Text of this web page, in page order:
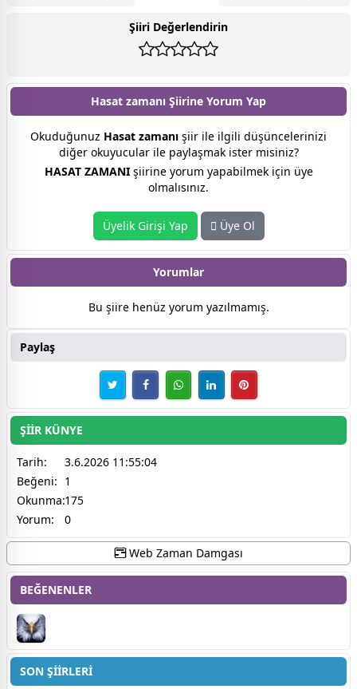
Şiiri Değerlendirin
Hasat zamanı Şiirine Yorum Yap
Okuduğunuz Hasat zamanı şiir ile ilgili düşüncelerinizi
diğer okuyucular ile paylaşmak ister misiniz?
HASAT ZAMANIşiirine yorum yapabilmek için üye
olmalısınız.
Üyelik Girişi Yap Üye Ol
Yorumlar
Bu şiire henüz yorum yazılmamış.
Paylaş
ŞİİR KÜNYE
Tarih:
3.6.2026 11:55:04
Beğeni: 1
Okunma:175
Yorum:
0
Web Zaman Damgası
BEĞENENLER
SON ŞİİRLERİ